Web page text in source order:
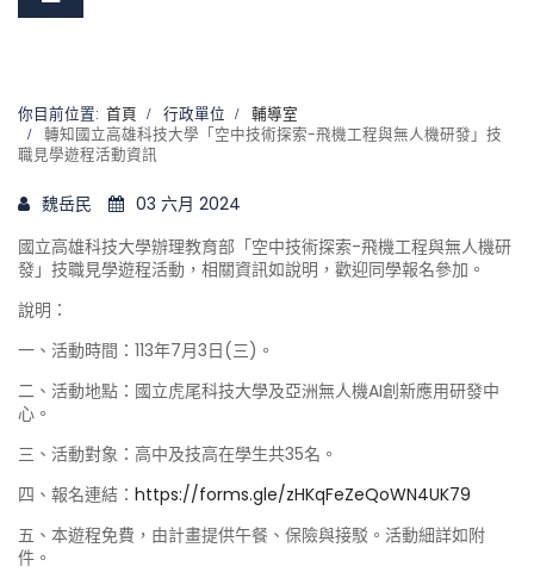
你目前位置: 首頁 行政單位
輔導室
轉知國立高雄科技大學「空中技術探索-飛機工程與無人機研發」技
職見學遊程活動資訊
魏岳民
03 六月 2024
國立高雄科技大學辦理教育部「空中技術探索-飛機工程與無人機研
發」技職見學遊程活動，相關資訊如說明，歡迎同學報名參加。
說明：
一、活動時間：113年7月3日(三)。
二、活動地點：國立虎尾科技大學及亞洲無人機AI創新應用研發中
心。
三、活動對象：高中及技高在學生共35名。
四、報名連結： https://forms.gle/zHKqFeZeQoWN4UK79
五、本遊程免費，由計畫提供午餐、保險與接駁。活動細詳如附
件。